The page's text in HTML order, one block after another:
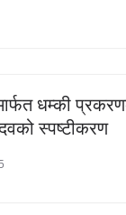
धम्की
स्पष्टीकरण